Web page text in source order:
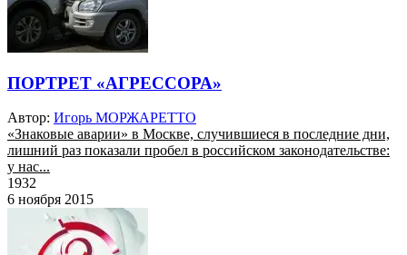
ПОРТРЕТ «АГРЕССОРА»
Автор: Игорь МОРЖАРЕТТО
«Знаковые аварии» в Москве, случившиеся в последние дни,
лишний раз показали пробел в российском законодательстве:
у нас...
1932
6 ноября 2015